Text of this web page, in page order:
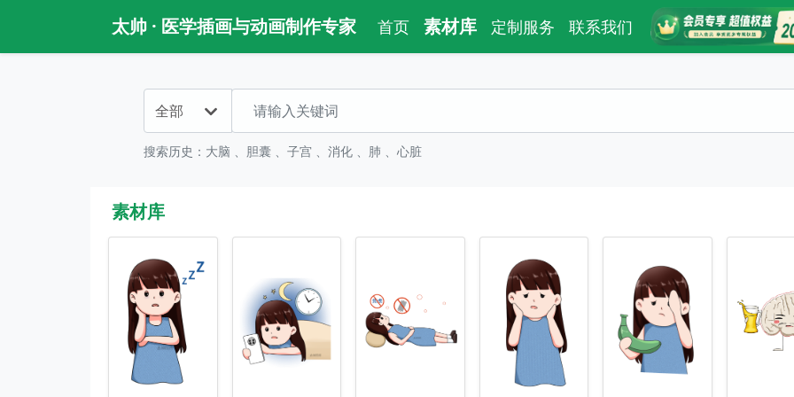
太帅 · 医学插画与动画制作专家 首页 素材库 定制服务 联系我们
全部
搜索历史： 大脑 、 胆囊 、 子宫 、 消化 、 肺 、 心脏
素材库